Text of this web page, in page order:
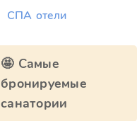
СПА отели
🤩 Самые
бронируемые
санатории